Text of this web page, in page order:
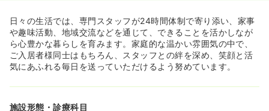
日々の生活では、専門スタッフが24時間体制で寄り添い、家事
や趣味活動、地域交流などを通じて、できることを活かしなが
ら心豊かな暮らしを育みます。家庭的な温かい雰囲気の中で、
ご入居者様同士はもちろん、スタッフとの絆を深め、笑顔と活
気にあふれる毎日を送っていただけるよう努めています。
施設形態・診療科目